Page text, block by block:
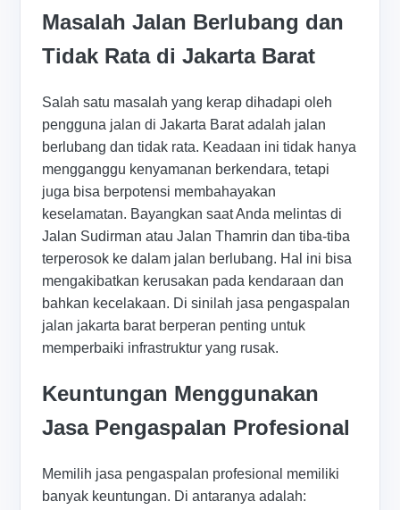
Masalah Jalan Berlubang dan
Tidak Rata di Jakarta Barat
Salah satu masalah yang kerap dihadapi oleh
pengguna jalan di Jakarta Barat adalah jalan
berlubang dan tidak rata. Keadaan ini tidak hanya
mengganggu kenyamanan berkendara, tetapi
juga bisa berpotensi membahayakan
keselamatan. Bayangkan saat Anda melintas di
Jalan Sudirman atau Jalan Thamrin dan tiba-tiba
terperosok ke dalam jalan berlubang. Hal ini bisa
mengakibatkan kerusakan pada kendaraan dan
bahkan kecelakaan. Di sinilah jasa pengaspalan
jalan jakarta barat berperan penting untuk
memperbaiki infrastruktur yang rusak.
Keuntungan Menggunakan
Jasa Pengaspalan Profesional
Memilih jasa pengaspalan profesional memiliki
banyak keuntungan. Di antaranya adalah: